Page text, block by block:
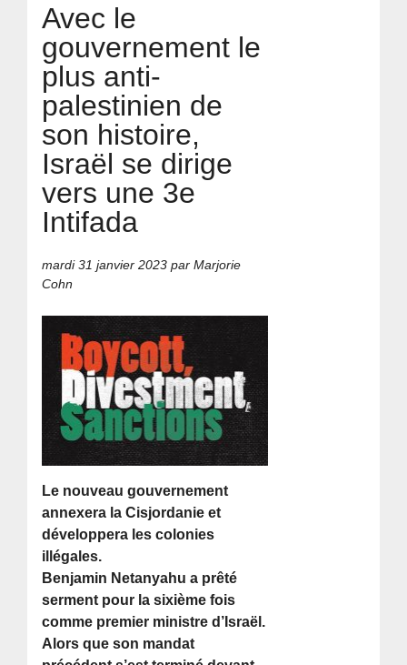
Avec le
gouvernement le
plus anti-
palestinien de
son histoire,
Israël se dirige
vers une 3e
Intifada
mardi 31 janvier 2023 par Marjorie
Cohn
Le nouveau gouvernement
annexera la Cisjordanie et
développera les colonies
illégales.
Benjamin Netanyahu a prêté
serment pour la sixième fois
comme premier ministre d’Israël.
Alors que son mandat